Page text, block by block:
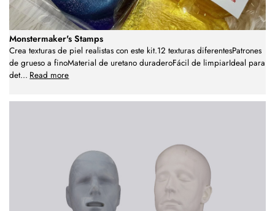
Monstermaker's Stamps
Crea texturas de piel realistas con este kit.12 texturas diferentesPatrones
de grueso a finoMaterial de uretano duraderoFácil de limpiarIdeal para
det... Read more